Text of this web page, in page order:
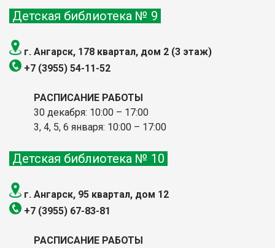
Детская библиотека № 9
г. Ангарск, 178 квартал, дом 2 (3 этаж)
+7 (3955) 54-11-52
РАСПИСАНИЕ РАБОТЫ
30 декабря: 10:00 – 17:00
3, 4, 5, 6 января: 10:00 – 17:00
Детская библиотека № 10
г. Ангарск, 95 квартал, дом 12
+7 (3955) 67-83-81
РАСПИСАНИЕ РАБОТЫ